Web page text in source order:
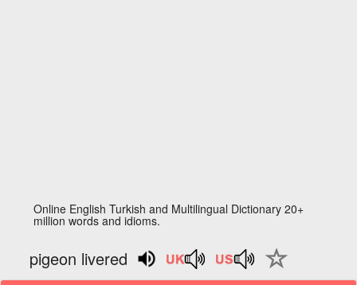
Online English Turkish and Multilingual Dictionary 20+
million words and idioms.
pigeon livered